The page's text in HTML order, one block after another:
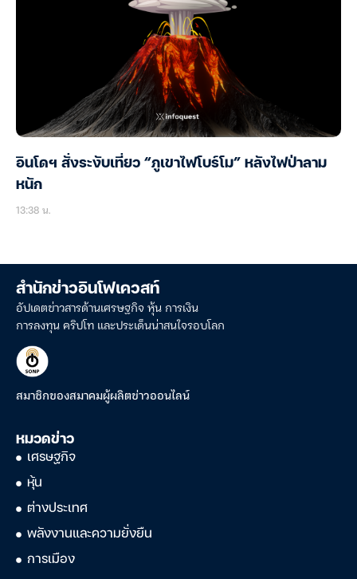
อินโดฯ สั่งระงับเที่ยว “ภูเขาไฟโบร์โม” หลังไฟป่าลาม
หนัก
13:38 น.
สำนักข่าวอินโฟเควสท์
อัปเดตข่าวสารด้านเศรษฐกิจ หุ้น การเงิน
การลงทุน คริปโท และประเด็นน่าสนใจรอบโลก
สมาชิกของสมาคมผู้ผลิตข่าวออนไลน์
หมวดข่าว
เศรษฐกิจ
หุ้น
ต่างประเทศ
พลังงานและความยั่งยืน
การเมือง